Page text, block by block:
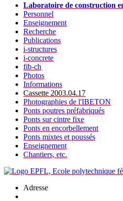
Laboratoire de construction
Personnel
Enseignement
Recherche
Publications
i-structures
i-concrete
fib-ch
Photos
Informations
Cassette 2003.04.17
Photographies de l'IBETON
Ponts poutres préfabriqués
Ponts sur cintre fixe
Ponts en encorbellement
Ponts mixtes et poussés
Enseignement
Chantiers, etc.
Adresse